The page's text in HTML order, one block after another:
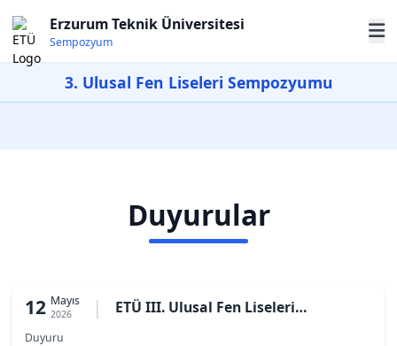
Erzurum Teknik Üniversitesi
Sempozyum
3. Ulusal Fen Liseleri Sempozyumu
Duyurular
12 Mayıs
2026 |
ETÜ III. Ulusal Fen Liseleri
Duyuru